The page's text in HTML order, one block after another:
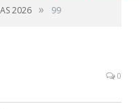
2026 » 99
0